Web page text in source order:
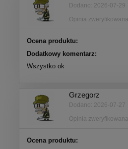
Dodano: 2026-07-29
Opinia zweryfikowana
Ocena produktu:
Dodatkowy komentarz:
Wszystko ok
Grzegorz
Dodano: 2026-07-27
Opinia zweryfikowana
Ocena produktu: